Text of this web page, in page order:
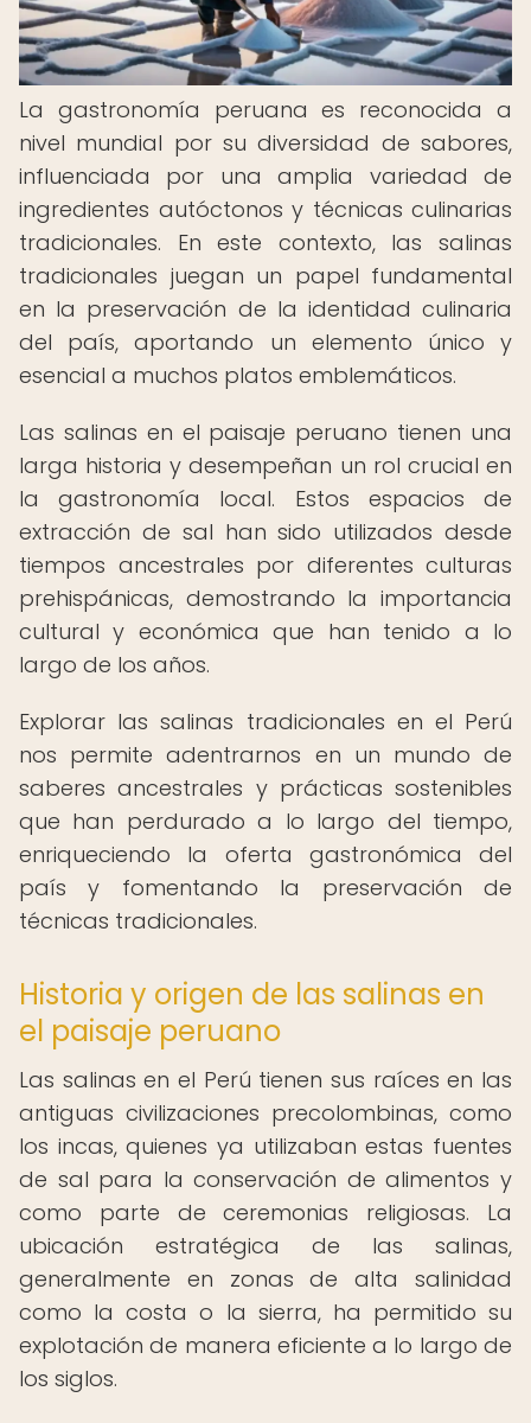
La gastronomía peruana es reconocida a
nivel mundial por su diversidad de sabores,
influenciada por una amplia variedad de
ingredientes autóctonos y técnicas culinarias
tradicionales. En este contexto, las salinas
tradicionales juegan un papel fundamental
en la preservación de la identidad culinaria
del país, aportando un elemento único y
esencial a muchos platos emblemáticos.
Las salinas en el paisaje peruano tienen una
larga historia y desempeñan un rol crucial en
la gastronomía local. Estos espacios de
extracción de sal han sido utilizados desde
tiempos ancestrales por diferentes culturas
prehispánicas, demostrando la importancia
cultural y económica que han tenido a lo
largo de los años.
Explorar las salinas tradicionales en el Perú
nos permite adentrarnos en un mundo de
saberes ancestrales y prácticas sostenibles
que han perdurado a lo largo del tiempo,
enriqueciendo la oferta gastronómica del
país y fomentando la preservación de
técnicas tradicionales.
Historia y origen de las salinas en
el paisaje peruano
Las salinas en el Perú tienen sus raíces en las
antiguas civilizaciones precolombinas, como
los incas, quienes ya utilizaban estas fuentes
de sal para la conservación de alimentos y
como parte de ceremonias religiosas. La
ubicación estratégica de las salinas,
generalmente en zonas de alta salinidad
como la costa o la sierra, ha permitido su
explotación de manera eficiente a lo largo de
los siglos.